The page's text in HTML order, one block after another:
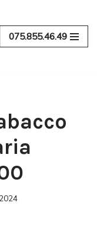
075.855.46.49